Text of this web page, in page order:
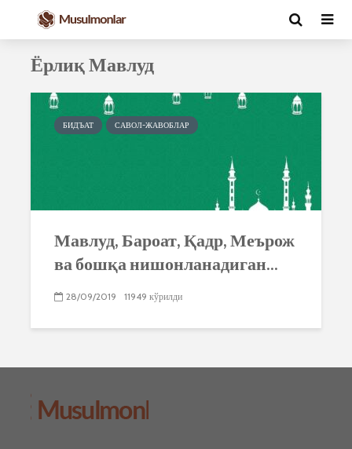
Ёрлиқ Мавлуд
БИДЪАТ САВОЛ-ЖАВОБЛАР
Мавлуд, Бароат, Қадр, Меърож
ва бошқа нишонланадиган...
28/09/2019 11949 кўрилди